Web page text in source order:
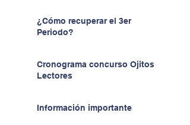
¿Cómo recuperar el 3er
Periodo?
Cronograma concurso Ojitos
Lectores
Información importante